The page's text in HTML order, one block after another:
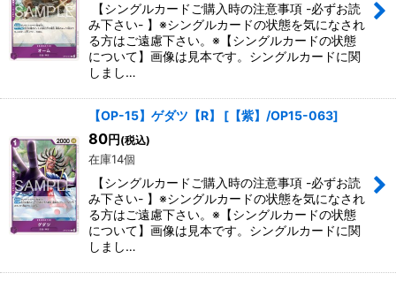
【シングルカードご購入時の注意事項 -必ずお読
み下さい- 】※シングルカードの状態を気になされ
る方はご遠慮下さい。※【シングルカードの状態
について】画像は見本です。シングルカードに関
しまし…
【OP-15】ゲダツ【R】 [ 【紫】/OP15-063]
80円 (税込)
在庫14個
【シングルカードご購入時の注意事項 -必ずお読
み下さい- 】※シングルカードの状態を気になされ
る方はご遠慮下さい。※【シングルカードの状態
について】画像は見本です。シングルカードに関
しまし…